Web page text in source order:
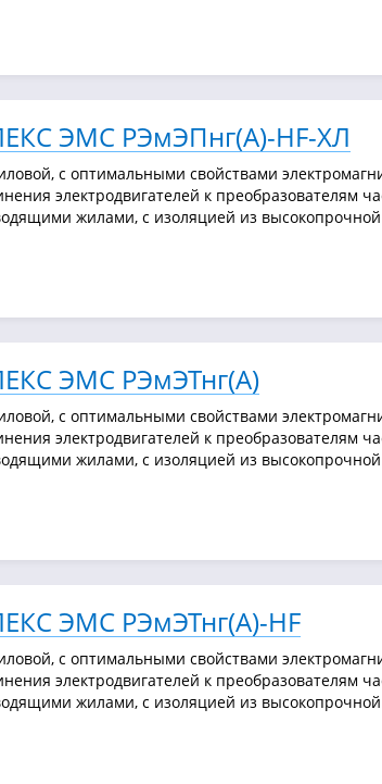
ЭМС РЭмЭПнг(А)-HF-ХЛ
с оптимальными свойствами
электродвигателей к преобразователям
жилами, с изоляцией из
ЭМС РЭмЭТнг(А)
с оптимальными свойствами
электродвигателей к преобразователям
жилами, с изоляцией из
ЭМС РЭмЭТнг(А)-HF
с оптимальными свойствами
электродвигателей к преобразователям
жилами, с изоляцией из